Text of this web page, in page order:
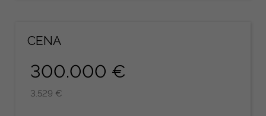
CENA
300.000 €
3.529 €